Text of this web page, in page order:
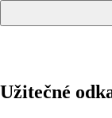
Užitečné